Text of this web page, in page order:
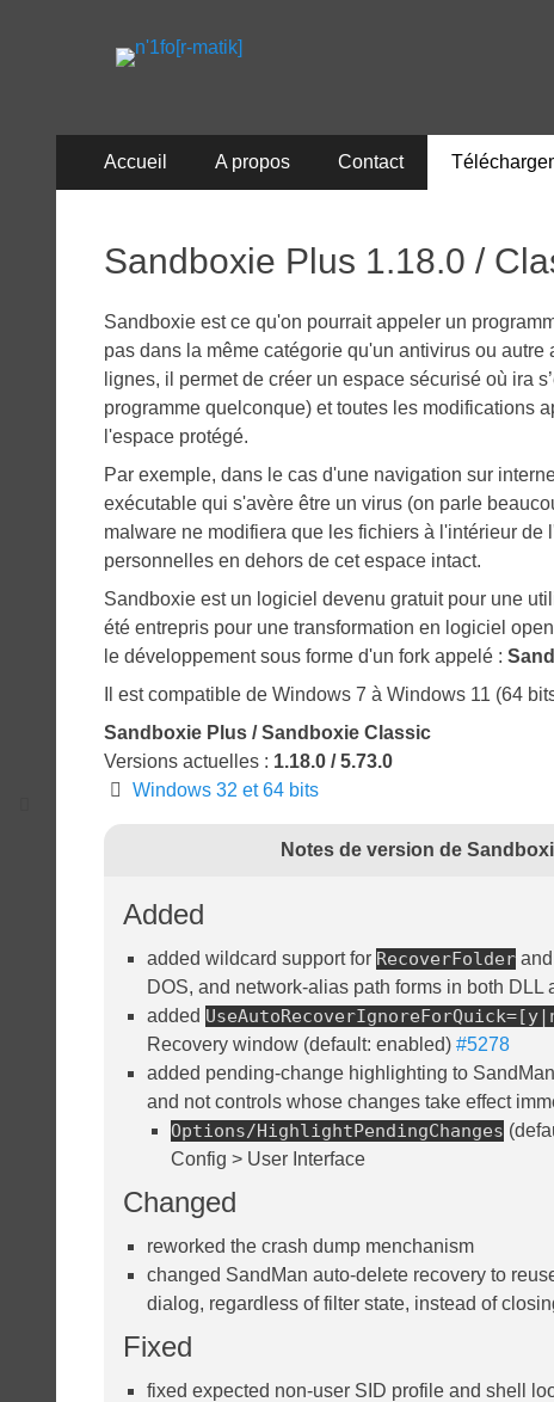
n'1fo[r-matik]
Pour les nymphos d'infos en info…
Menu
principal
Accueil A propos Contact
Sandboxie Plus 1.18.0 /
Sandboxie est ce qu'on pourrait appeler un
pas dans la même catégorie qu'un antivirus ou
lignes, il permet de créer un espace sécurisé où ira
programme quelconque) et toutes les modifications
l'espace protégé.
Par exemple, dans le cas d'une navigation sur
exécutable qui s'avère être un virus (on parle
malware ne modifiera que les fichiers à l'intérieur
personnelles en dehors de cet espace intact.
Sandboxie est un logiciel devenu gratuit pour une
été entrepris pour une transformation en logiciel
le développement sous forme d'un fork appelé :
Il est compatible de Windows 7 à Windows 11 (64
Sandboxie Plus / Sandboxie Classic
Versions actuelles : 1.18.0 / 5.73.0
Windows 32 et 64 bits
Notes de version de
Added
added wildcard support for RecoverFolder and
DOS, and network-alias path forms in both DLL
added
Recovery window (default: enabled) #5278
added pending-change highlighting to
and not controls whose changes take effect
Options/HighlightPendingChanges
Config > User Interface
Changed
reworked the crash dump menchanism
changed SandMan auto-delete recovery to
dialog, regardless of filter state, instead of
Fixed
fixed expected non-user SID profile and shell